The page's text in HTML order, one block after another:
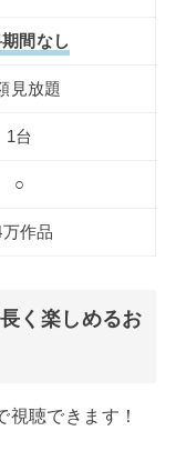
間なし
見放題
1台
○
万作品
く楽しめるお
聴できます！